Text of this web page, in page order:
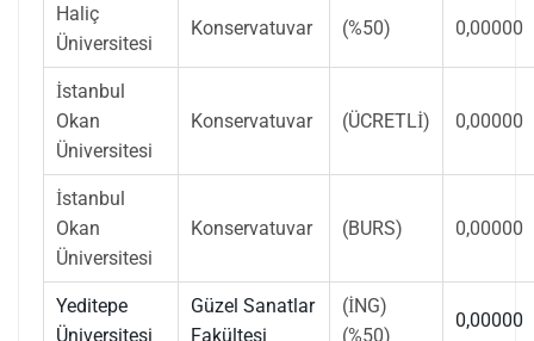
Haliç
Üniversitesi
Konservatuvar (%50) 0,00000
İstanbul
Okan
Üniversitesi
Konservatuvar (ÜCRETLİ) 0,00000
İstanbul
Okan
Üniversitesi
Konservatuvar (BURS) 0,00000
Yeditepe
Üniversitesi
Güzel Sanatlar
Fakültesi
(İNG)
(%50)
0,00000